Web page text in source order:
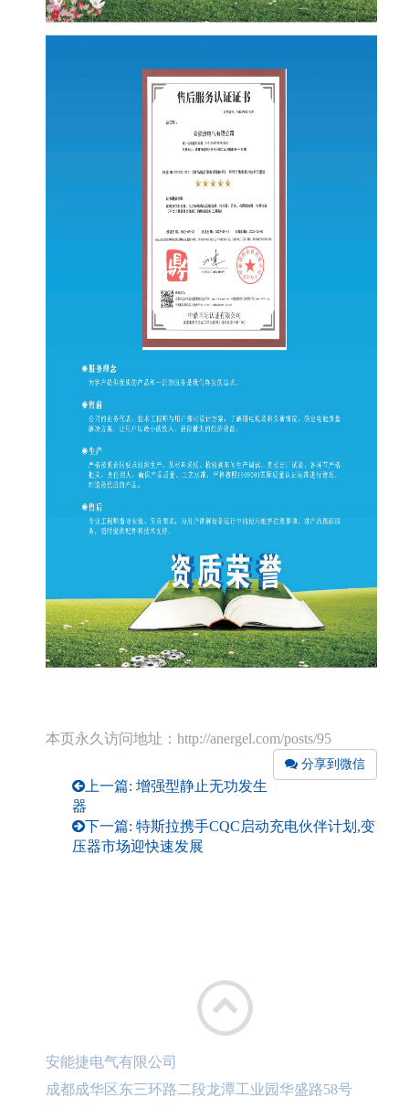
本页永久访问地址：http://anergel.com/posts/95
分享到微信
上一篇: 增强型静止无功发生
器
下一篇: 特斯拉携手CQC启动充电伙伴计划,变
压器市场迎快速发展
安能捷电气有限公司
成都成华区东三环路二段龙潭工业园华盛路58号